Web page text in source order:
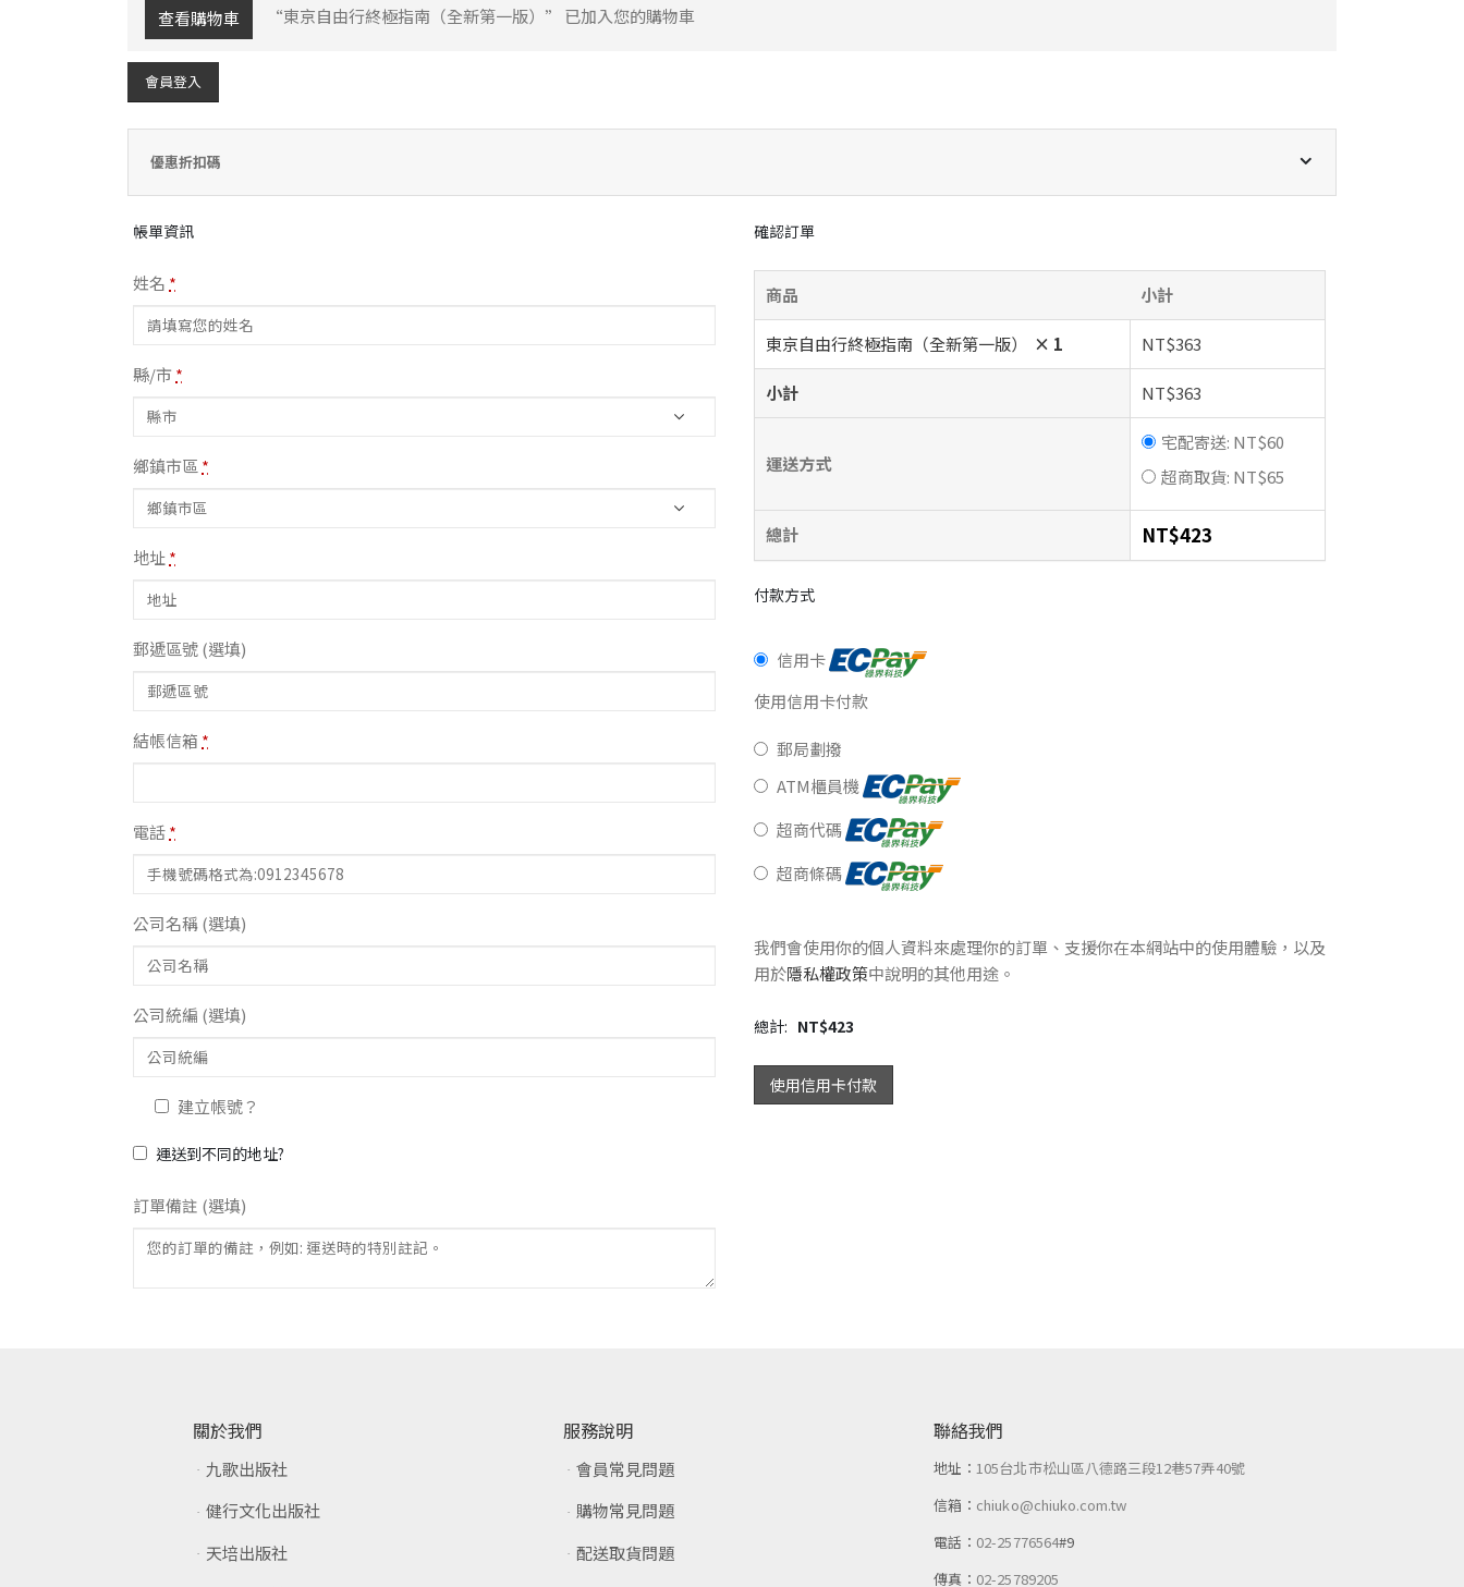
查看購物車 “東京自由行終極指南（全新第一版）” 已加入您的購物車
會員登入
優惠折扣碼
帳單資訊
姓名 *
縣/市*
鄉鎮市區 *
地址*
郵遞區號(選填)
結帳信箱 *
電話*
公司名稱(選填)
公司統編 (選填)
建立帳號？
運送到不同的地址?
訂單備註 (選填)
確認訂單
商品 小計
東京自由行終極指南（全新第一版） × 1 NT$363
小計 NT$363
運送方式
宅配寄送: NT$60
超商取貨: NT$65
總計 NT$423
付款方式
信用卡
使用信用卡付款
郵局劃撥
ATM櫃員機
超商代碼
超商條碼
我們會使用你的個人資料來處理你的訂單、支援你在本網站中的使用體驗，以及
用於隱私權政策中說明的其他用途。
總計: NT$423
使用信用卡付款
關於我們
九歌出版社
健行文化出版社
天培出版社
服務說明
會員常見問題
購物常見問題
配送取貨問題
聯絡我們
地址： 105台北市松山區八德路三段12巷57弄40號
信箱： chiuko@chiuko.com.tw
電話： 02-25776564#9
傳真： 02-25789205